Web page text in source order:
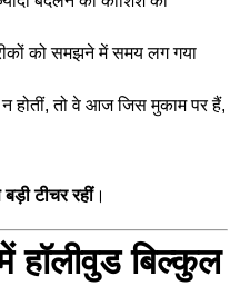
को समझने में समय लग गया
होतीं, तो वे आज जिस मुकाम पर हैं,
टीचर रहीं।
हॉलीवुड बिल्कुल